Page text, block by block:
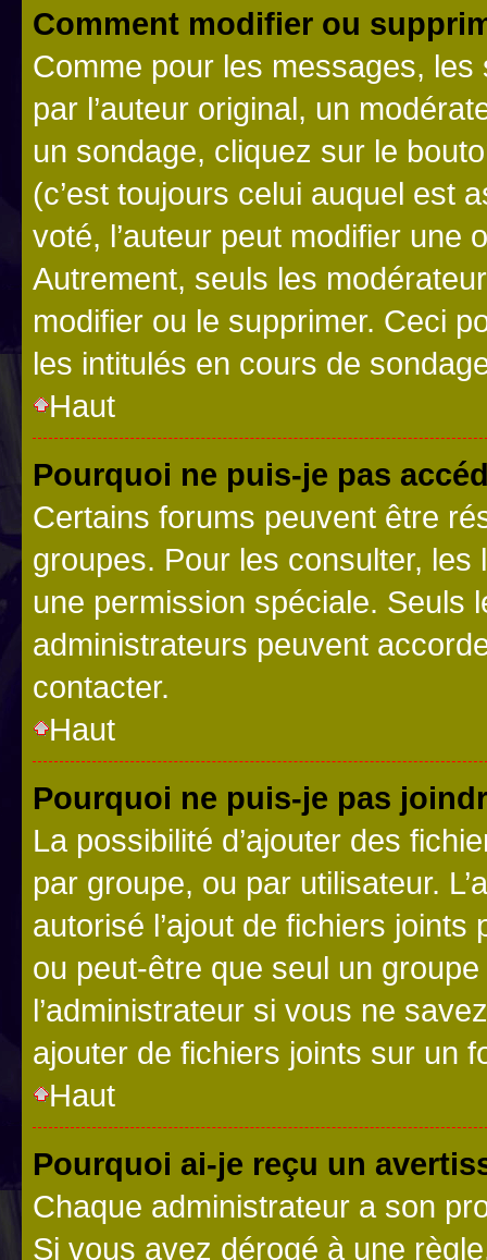
Comment modifier ou
Comme pour les messages,
par l’auteur original, un
un sondage, cliquez sur le
(c’est toujours celui auquel est
voté, l’auteur peut modifier une
Autrement, seuls les
modifier ou le supprimer. Ceci
les intitulés en cours de
Haut
Pourquoi ne puis-je pas
Certains forums peuvent être
groupes. Pour les consulter,
une permission spéciale. Seuls
administrateurs peuvent
contacter.
Haut
Pourquoi ne puis-je pas
La possibilité d’ajouter des
par groupe, ou par utilisateur.
autorisé l’ajout de fichiers
ou peut-être que seul un
l’administrateur si vous ne
ajouter de fichiers joints sur un
Haut
Pourquoi ai-je reçu un
Chaque administrateur a son
Si vous avez dérogé à une